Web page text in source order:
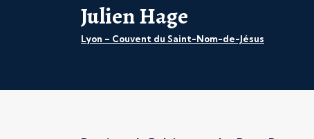
Julien Hage
Lyon – Couvent du Saint-Nom-de-Jésus